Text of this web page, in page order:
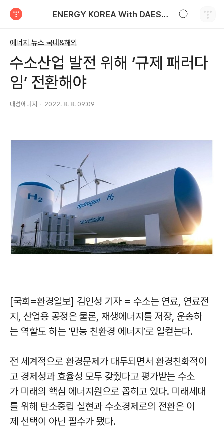
ENERGY KOREA With DAESUNG ENERGY
에너지 뉴스 국내&해외
수소산업 발전 위해 ‘규제 패러다
임’ 전환해야
대성에너지 2022. 8. 8. 09:09
[국회=환경일보] 김인성 기자 = 수소는 연료, 연료전
지, 산업용 공정은 물론, 재생에너지를 저장, 운송하
는 역할도 하는 ‘만능 친환경 에너지’로 일컫는다.
전 세계적으로 환경문제가 대두되면서 환경친화적이
고 경제성과 효율성 모두 갖췄다고 평가받는 수소
가 미래의 핵심 에너지원으로 꼽히고 있다. 미래세대
를 위해 탄소중립 실현과 수소경제로의 전환은 이
제 선택이 아닌 필수가 됐다.